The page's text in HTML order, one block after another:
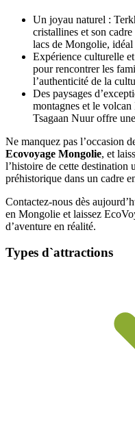
Un joyau naturel :
cristallines et son
lacs de Mongolie,
Expérience culturelle
pour rencontrer les
l’authenticité de la
Des paysages
montagnes et le
Tsagaan Nuur offre
Ne manquez pas l’occasion
Ecovoyage Mongolie, et
l’histoire de cette destination
préhistorique dans un cadre
Contactez-nous dès
en Mongolie et laissez
d’aventure en réalité.
Types d`attractions